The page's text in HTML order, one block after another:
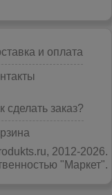
и оплата
сделать заказ?
2012-2026.
"Маркет".